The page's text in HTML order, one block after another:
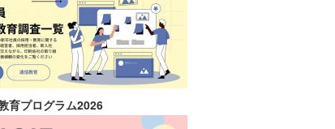
育プログラム2026